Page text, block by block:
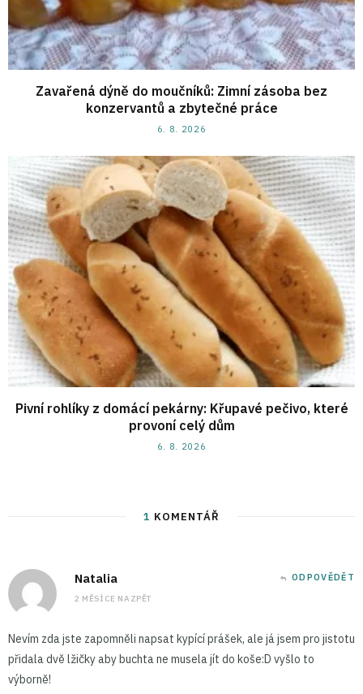
Zavařená dýně do moučníků: Zimní zásoba bez
konzervantů a zbytečné práce
6. 8. 2026
Pivní rohlíky z domácí pekárny: Křupavé pečivo, které
provoní celý dům
6. 8. 2026
1 KOMENTÁŘ
Natalia
2 MĚSÍCE NAZPĚT
ODPOVĚDĚT
Nevím zda jste zapomněli napsat kypící prášek, ale já jsem pro jistotu
přidala dvě lžičky aby buchta ne musela jít do koše:D vyšlo to
výborně!